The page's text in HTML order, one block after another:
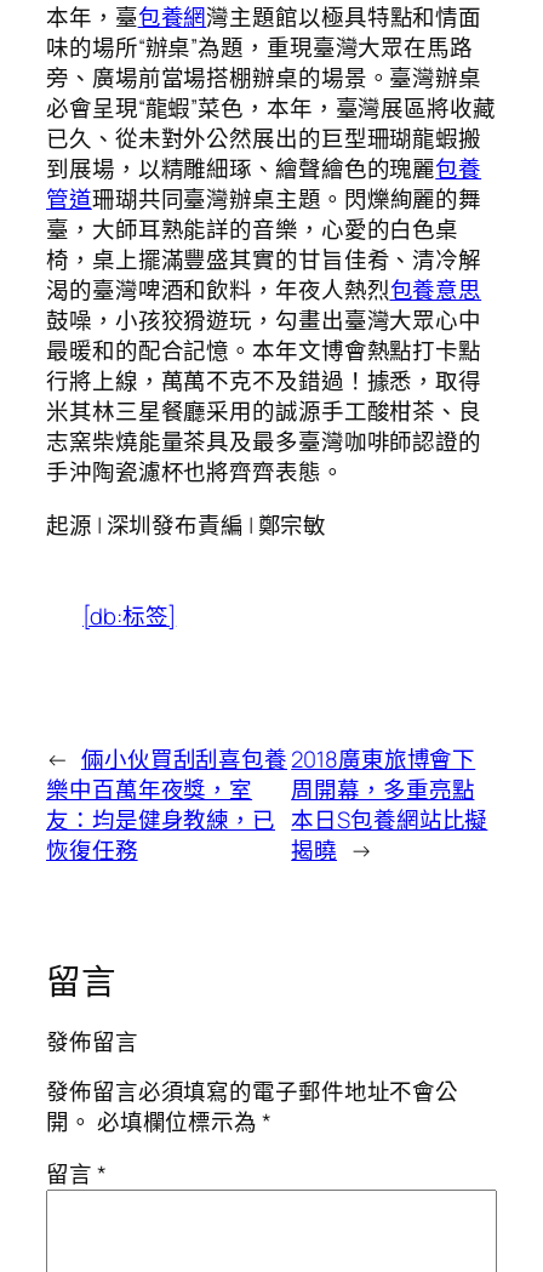
本年，臺包養網灣主題館以極具特點和情面
味的場所“辦桌”為題，重現臺灣大眾在馬路
旁、廣場前當場搭棚辦桌的場景。臺灣辦桌
必會呈現“龍蝦”菜色，本年，臺灣展區將收藏
已久、從未對外公然展出的巨型珊瑚龍蝦搬
到展場，以精雕細琢、繪聲繪色的瑰麗包養
管道珊瑚共同臺灣辦桌主題。閃爍絢麗的舞
臺，大師耳熟能詳的音樂，心愛的白色桌
椅，桌上擺滿豐盛其實的甘旨佳肴、清冷解
渴的臺灣啤酒和飲料，年夜人熱烈包養意思
鼓噪，小孩狡猾遊玩，勾畫出臺灣大眾心中
最暖和的配合記憶。本年文博會熱點打卡點
行將上線，萬萬不克不及錯過！據悉，取得
米其林三星餐廳采用的誠源手工酸柑茶、良
志窯柴燒能量茶具及最多臺灣咖啡師認證的
手沖陶瓷濾杯也將齊齊表態。
起源 | 深圳發布責編 | 鄭宗敏
[db:标签]
← 倆小伙買刮刮喜包養
樂中百萬年夜獎，室
友：均是健身教練，已
恢復任務
2018廣東旅博會下
周開幕，多重亮點
本日S包養網站比擬
揭曉 →
留言
發佈留言
發佈留言必須填寫的電子郵件地址不會公
開。 必填欄位標示為*
留言*